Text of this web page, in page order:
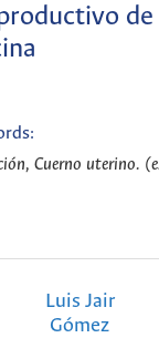
Cuerno uterino.
Luis Jair
Gómez